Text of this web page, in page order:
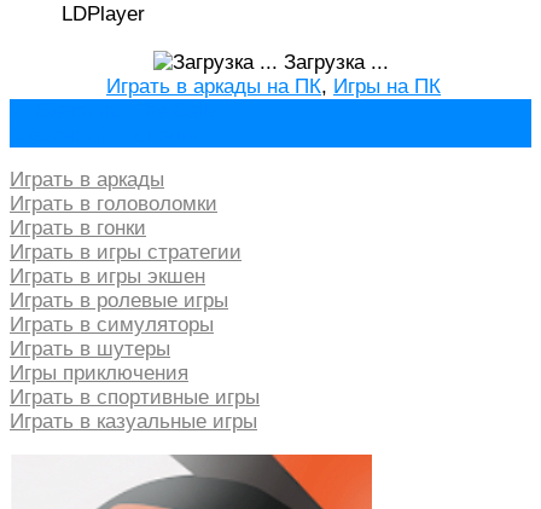
LDPlayer
Загрузка ...
Играть в аркады на ПК, Игры на ПК
по
записям
Играть в аркады
Играть в головоломки
Играть в гонки
Играть в игры стратегии
Играть в игры экшен
Играть в ролевые игры
Играть в симуляторы
Играть в шутеры
Игры приключения
Играть в спортивные игры
Играть в казуальные игры